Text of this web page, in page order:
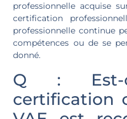
professionnelle acquise
certification
professionnelle continue
compétences ou de se
donné.
Q : Est-
certification